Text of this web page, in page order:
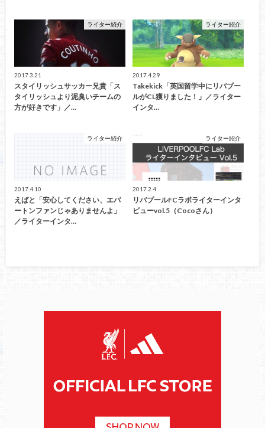
ライター紹介
2017.3.21
スタイリッシュサッカー兄貴「ス
タイリッシュより泥臭いチームの
方が好きです」／…
ライター紹介
2017.4.29
Takekick「英国留学中にリバプー
ルがCL獲りました！」／ライター
インタ…
ライター紹介
2017.4.10
えばと「安心してください、エバ
ートンファンじゃありませんよ」
／ライターインタ…
ライター紹介
2017.2.4
リバプールFCラボライターインタ
ビューvol.5（Cocoさん）